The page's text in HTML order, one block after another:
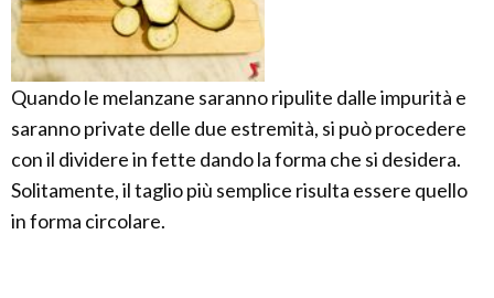
Quando le melanzane saranno ripulite dalle impurità e
saranno private delle due estremità, si può procedere
con il dividere in fette dando la forma che si desidera.
Solitamente, il taglio più semplice risulta essere quello
in forma circolare.